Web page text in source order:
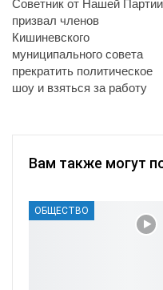
Советник от Нашей Партии
призвал членов
Кишиневского
муниципального совета
прекратить политическое
шоу и взяться за работу
Вам также могут
ОБЩЕСТВО